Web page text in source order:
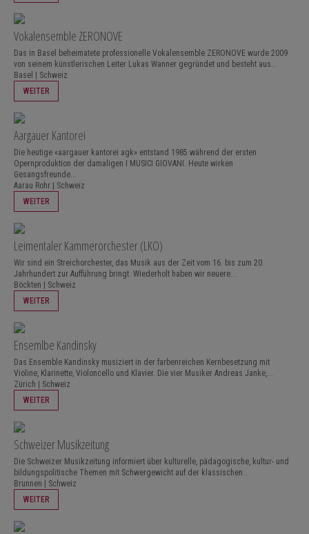
Vokalensemble ZERONOVE
Das in Basel beheimatete professionelle Vokalensemble ZERONOVE wurde 2009
von seinem künstlerischen Leiter Lukas Wanner gegründet und besteht aus...
Basel | Schweiz
WEITER
Aargauer Kantorei
Die heutige «aargauer kantorei agk» entstand 1985 während der ersten
Opernproduktion der damaligen I MUSICI GIOVANI. Heute wirken
Gesangsfreunde...
Aarau Rohr | Schweiz
WEITER
Leimentaler Kammerorchester (LKO)
Wir sind ein Streichorchester, das Musik aus der Zeit vom 16. bis zum 20.
Jahrhundert zur Aufführung bringt. Wiederholt haben wir neuere...
Böckten | Schweiz
WEITER
Ensemlbe Kandinsky
Das Ensemble Kandinsky musiziert in der farbenreichen Kernbesetzung mit
Violine, Klarinette, Violoncello und Klavier. Die vier Musiker Andreas Janke,...
Zürich | Schweiz
WEITER
Schweizer Musikzeitung
Die Schweizer Musikzeitung informiert über kulturelle, pädagogische, kultur- und
bildungspolitische Themen mit Schwergewicht auf der klassischen...
Brunnen | Schweiz
WEITER